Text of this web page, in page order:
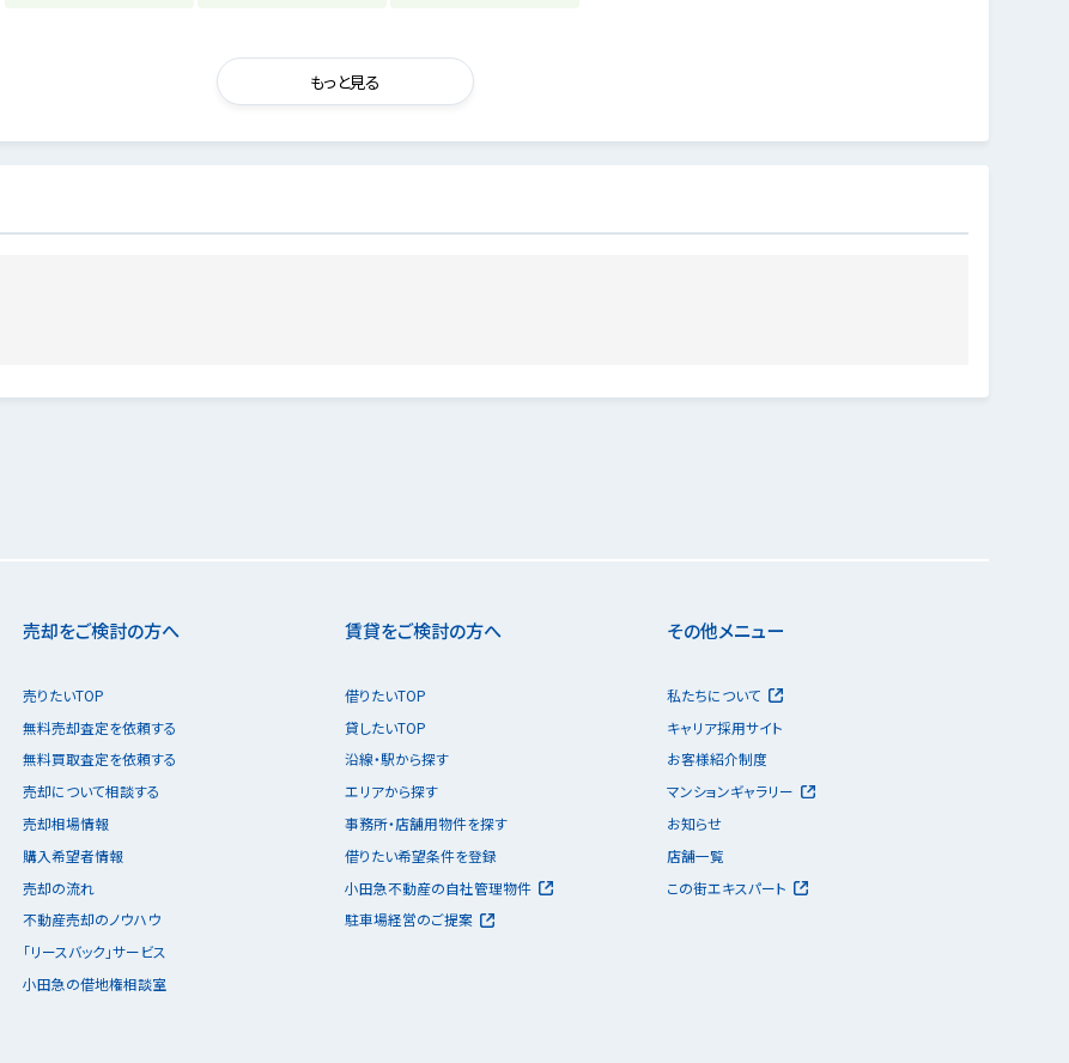
もっと見る
売却をご検討の方へ
売りたいTOP
無料売却査定を依頼する
無料買取査定を依頼する
売却について相談する
売却相場情報
購入希望者情報
売却の流れ
不動産売却のノウハウ
「リースバック」サービス
小田急の借地権相談室
賃貸をご検討の方へ
借りたいTOP
貸したいTOP
沿線・駅から探す
エリアから探す
事務所・店舗用物件を探す
借りたい希望条件を登録
小田急不動産の自社管理物件
駐車場経営のご提案
その他メニュー
私たちについて
キャリア採用サイト
お客様紹介制度
マンションギャラリー
お知らせ
店舗一覧
この街エキスパート